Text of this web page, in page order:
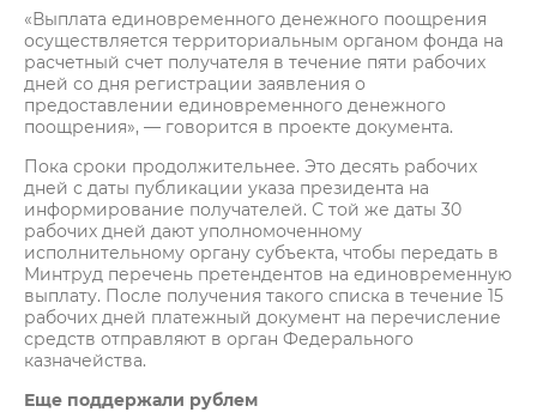
«Выплата единовременного денежного поощрения
осуществляется территориальным органом фонда на
расчетный счет получателя в течение пяти рабочих
дней со дня регистрации заявления о
предоставлении единовременного денежного
поощрения», — говорится в проекте документа.
Пока сроки продолжительнее. Это десять рабочих
дней с даты публикации указа президента на
информирование получателей. С той же даты 30
рабочих дней дают уполномоченному
исполнительному органу субъекта, чтобы передать в
Минтруд перечень претендентов на единовременную
выплату. После получения такого списка в течение 15
рабочих дней платежный документ на перечисление
средств отправляют в орган Федерального
казначейства.
Еще поддержали рублем